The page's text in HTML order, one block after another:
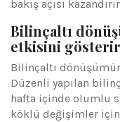
bakış açısı
Bilinçaltı
etkisini
Bilinçaltı
Düzenli yapılan
hafta içinde olumlu
köklü değişimler